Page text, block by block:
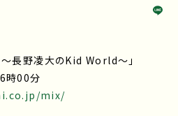
～長野凌大のKid World～」
時00分
mix/